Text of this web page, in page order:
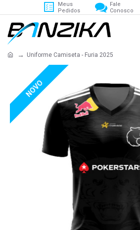
Meus
Pedidos
Fale
Conosco
Uniforme Camiseta - Furia 2025
NOVO